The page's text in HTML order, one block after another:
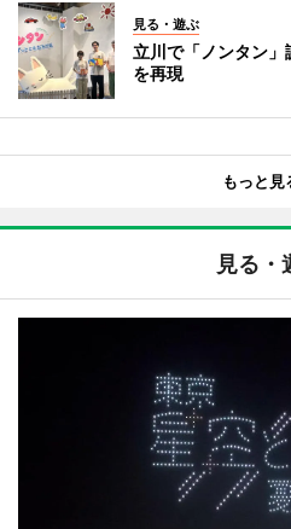
見る・遊ぶ
立川で「ノンタン
を再現
もっと見
見る・